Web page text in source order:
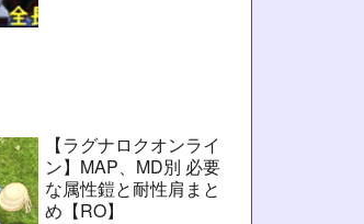
【ラグナロクオンライ
ン】MAP、MD別 必要
な属性鎧と耐性肩まと
め【RO】